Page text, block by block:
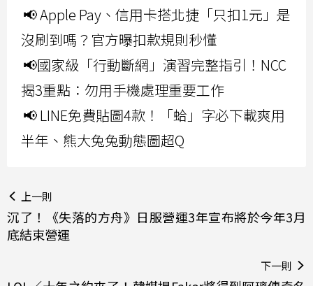
📢 Apple Pay、信用卡搭北捷「只扣1元」是
沒刷到嗎？官方曝扣款規則秒懂
📢國家級「行動斷網」演習完整指引！NCC
揭3重點：勿用手機處理重要工作
📢 LINE免費貼圖4款！「蛤」字必下載爽用
半年、熊大兔兔動態圖超Q
上一則
沉了！《失落的方舟》日服營運3年宣布將於今年3月
底結束營運
下一則